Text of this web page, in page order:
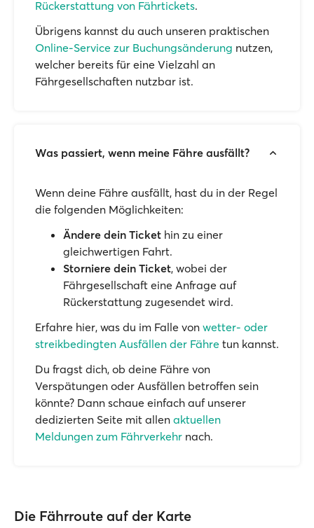
Rückerstattung von Fährtickets.
Übrigens kannst du auch unseren praktischen
Online-Service zur Buchungsänderung nutzen,
welcher bereits für eine Vielzahl an
Fährgesellschaften nutzbar ist.
Was passiert, wenn meine Fähre ausfällt?
Wenn deine Fähre ausfällt, hast du in der Regel
die folgenden Möglichkeiten:
Ändere dein Ticket hin zu einer
gleichwertigen Fahrt.
Storniere dein Ticket, wobei der
Fährgesellschaft eine Anfrage auf
Rückerstattung zugesendet wird.
Erfahre hier, was du im Falle von wetter- oder
streikbedingten Ausfällen der Fähre tun kannst.
Du fragst dich, ob deine Fähre von
Verspätungen oder Ausfällen betroffen sein
könnte? Dann schaue einfach auf unserer
dedizierten Seite mit allen aktuellen
Meldungen zum Fährverkehr nach.
Die Fährroute auf der Karte